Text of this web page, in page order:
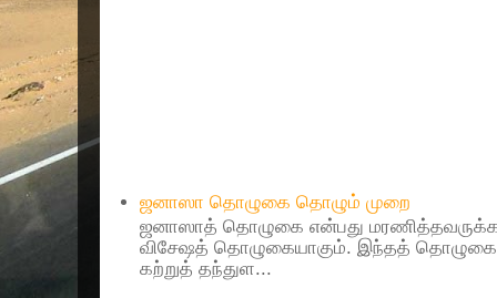
ஜனாஸா தொழுகை தொழும் முறை
ஜனாஸாத் தொழுகை என்பது
விசேஷத் தொழுகையாகும். இந்தத்
கற்றுத் தந்துள...